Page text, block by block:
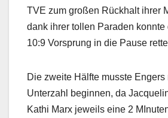
TVE zum großen Rückhalt ihrer
dank ihrer tollen Paraden konnte
10:9 Vorsprung in die Pause
Die zweite Hälfte musste Engers
Unterzahl beginnen, da
Kathi Marx jeweils eine 2